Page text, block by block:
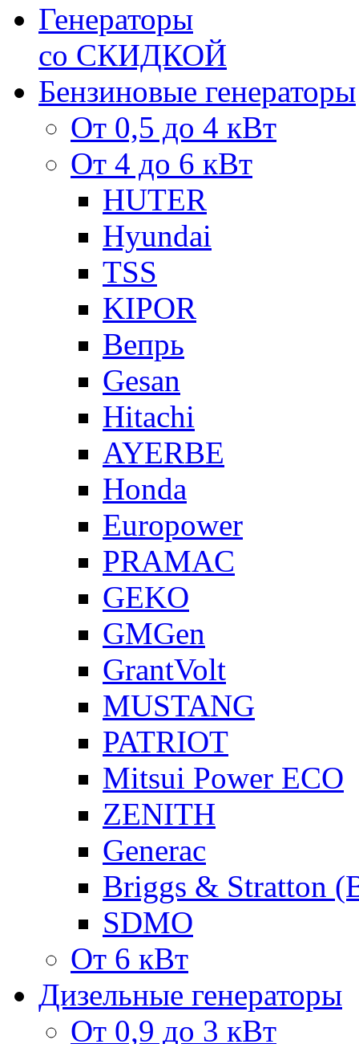
Генераторы
со СКИДКОЙ
Бензиновые генераторы
От 0,5 до 4 кВт
От 4 до 6 кВт
HUTER
Hyundai
TSS
KIPOR
Вепрь
Gesan
Hitachi
AYERBE
Honda
Europower
PRAMAC
GEKO
GMGen
GrantVolt
MUSTANG
PATRIOT
Mitsui Power ECO
ZENITH
Generac
Briggs & Stratton
SDMO
От 6 кВт
Дизельные генераторы
От 0,9 до 3 кВт